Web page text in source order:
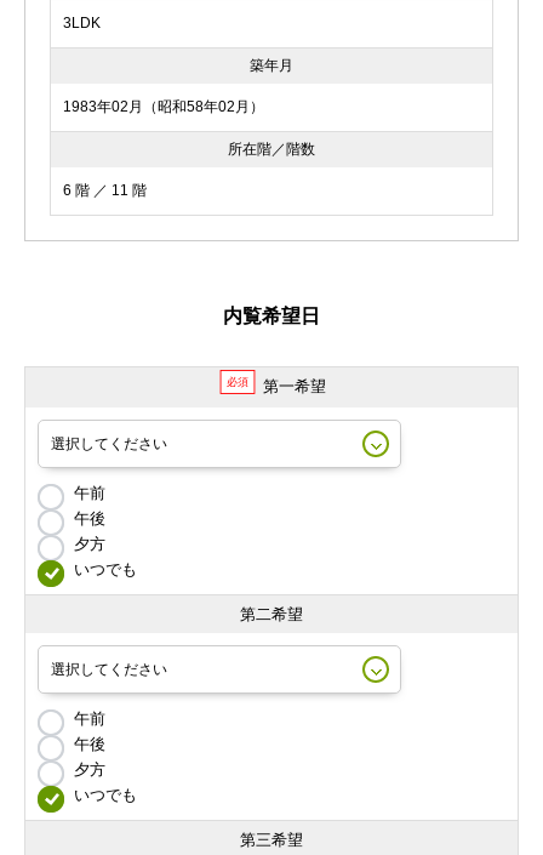
3LDK
築年月
1983年02月（昭和58年02月）
所在階／階数
6 階 ／ 11 階
内覧希望日
必須 第一希望
午前
午後
夕方
いつでも
第二希望
午前
午後
夕方
いつでも
第三希望